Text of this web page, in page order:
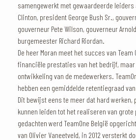
samengewerkt met gewaardeerde
Clinton, president George Bush Sr.,
gouverneur Pete Wilson, gouverneur
burgemeester Richard Riordan.
De heer Moran meet het succes van Team
financiële prestaties van het bedrijf, maar
ontwikkeling van de medewerkers.
hebben een gemiddelde retentiegraad
Dit bewijst eens te meer dat hard
kunnen leiden tot het realiseren van
gedachten werd TeamOne België
van Olivier Vaneetveld, in 2012 versterkt